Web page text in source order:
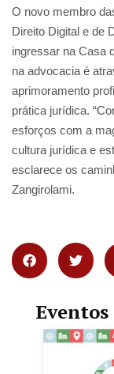
O novo membro
Direito Digital e de
ingressar na Casa
na advocacia é
aprimoramento
prática jurídica.
esforços com a
cultura jurídica e
esclarece os
Zangirolami.
Eventos